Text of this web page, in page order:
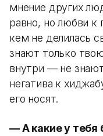
мнение других
равно, но любви к
кем не делилась
знают только
внутри — не
негатива к
его носят.
— А какие у тебя